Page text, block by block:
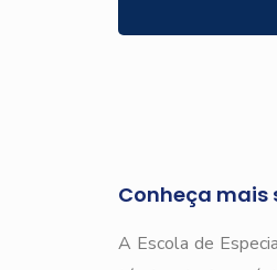
Conheça mais
A Escola de